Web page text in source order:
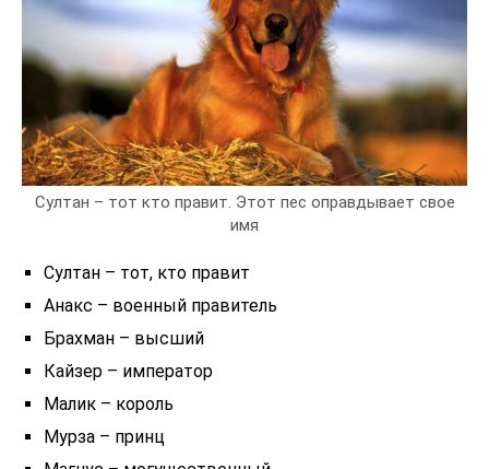
Султан – тот кто правит. Этот пес оправдывает свое
имя
Султан – тот, кто правит
Анакс – военный правитель
Брахман – высший
Кайзер – император
Малик – король
Мурза – принц